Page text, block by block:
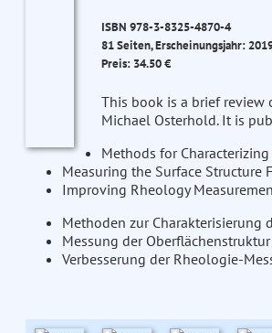
ISBN 978-3-8325-4870-4
81 Seiten, Erscheinungsjahr:
Preis: 34.50 €
This book is a brief
Michael Osterhold. It is
Methods for
Measuring the Surface Structure
Improving Rheology
Methoden zur Charakterisierung
Messung der
Verbesserung der Rheologie-